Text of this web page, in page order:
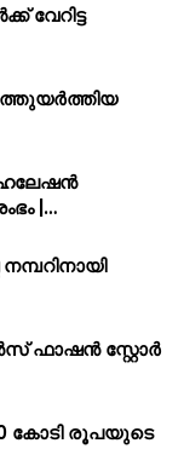
വേറിട്ട
|…
ഫാഷൻ സ്റ്റോർ
കോടി രൂപയുടെ